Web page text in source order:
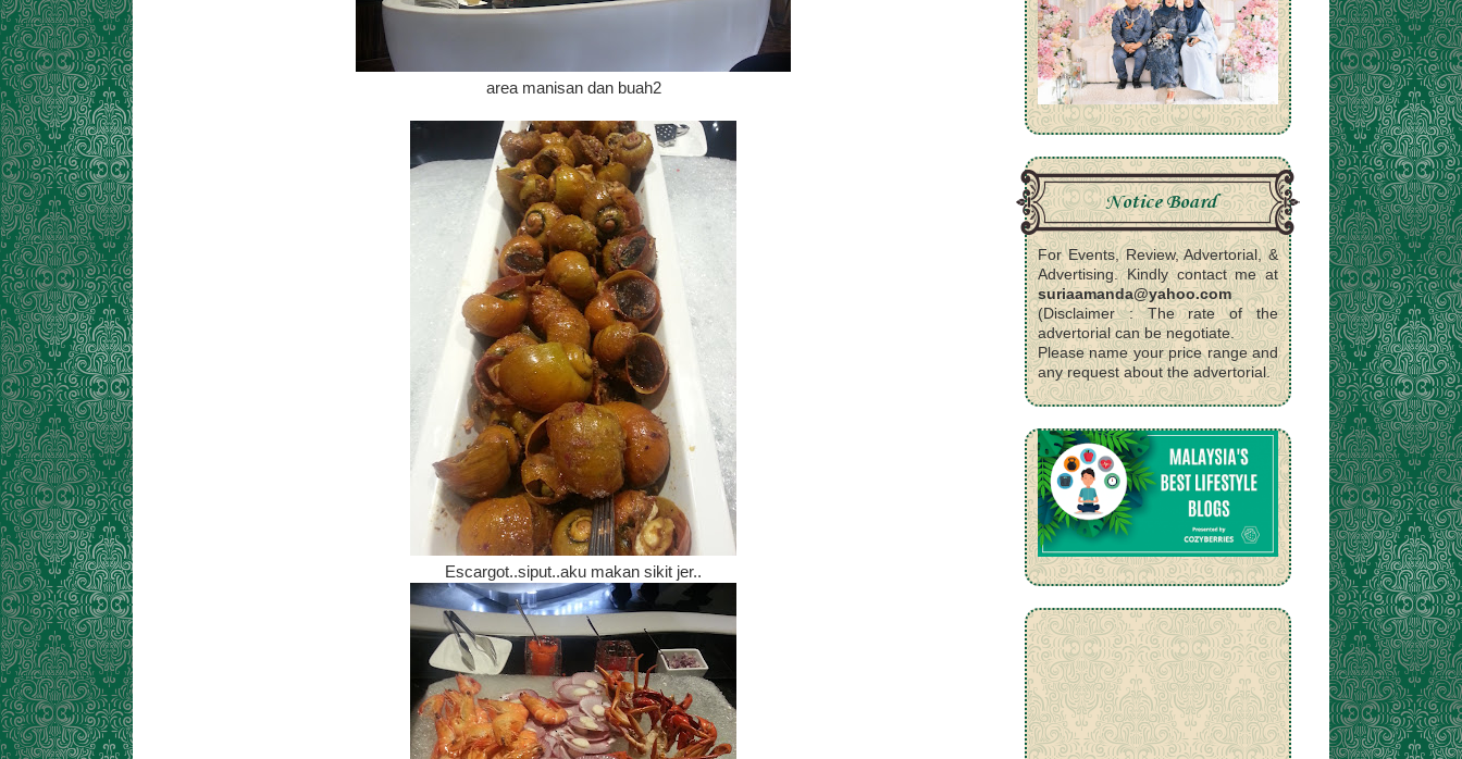
area manisan dan buah2
Escargot..siput..aku makan sikit jer..
Notice Board
For Events, Review, Advertorial, &
Advertising. Kindly contact me at
suriaamanda@yahoo.com
(Disclaimer : The rate of the
advertorial can be negotiate.
Please name your price range and
any request about the advertorial.